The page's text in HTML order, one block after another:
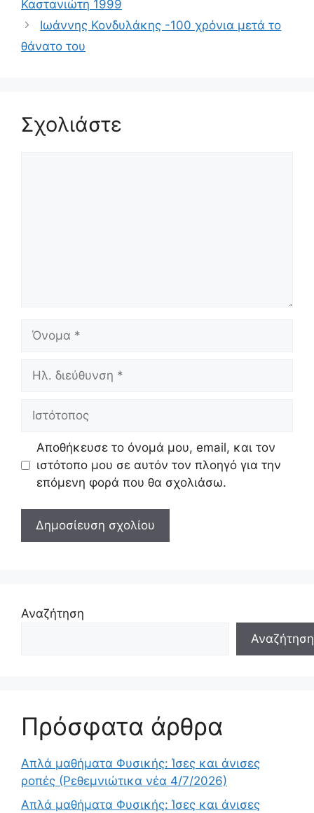
Καστανιώτη 1999
Ιωάννης Κονδυλάκης -100 χρόνια μετά το
θάνατο του
Σχολιάστε
διεύθυνση
Αποθήκευσε το όνομά μου, email, και τον
ιστότοπο μου σε αυτόν τον πλοηγό για την
επόμενη φορά που θα σχολιάσω.
Αναζήτηση
Αναζήτηση
Πρόσφατα άρθρα
Απλά μαθήματα Φυσικής: Ίσες και άνισες
ροπές (Ρεθεμνιώτικα νέα 4/7/2026)
Απλά μαθήματα Φυσικής: Ίσες και άνισες